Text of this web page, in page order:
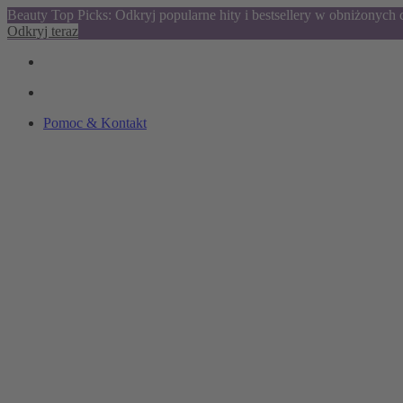
Beauty Top Picks: Odkryj popularne hity i bestsellery w obniżonych
Odkryj teraz
Pomoc & Kontakt